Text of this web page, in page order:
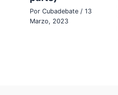
PorCubadebate /13
Marzo, 2023